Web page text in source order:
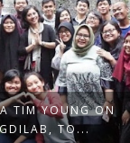
TIM YOUNG ON
TO...